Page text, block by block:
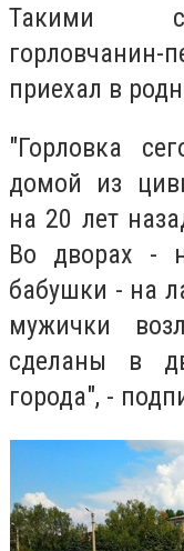
Такими
приехал в
"Горловка
домой из
на 20 лет
Во дворах -
бабушки - на
мужички
сделаны в
города", -